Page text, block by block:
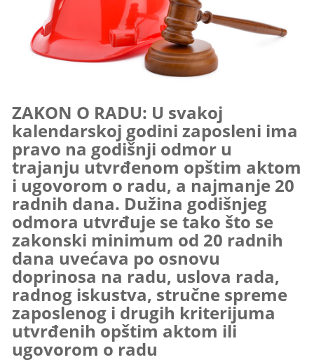
ZAKON O RADU: U svakoj
kalendarskoj godini zaposleni ima
pravo na godišnji odmor u
trajanju utvrđenom opštim aktom
i ugovorom o radu, a najmanje 20
radnih dana. Dužina godišnjeg
odmora utvrđuje se tako što se
zakonski minimum od 20 radnih
dana uvećava po osnovu
doprinosa na radu, uslova rada,
radnog iskustva, stručne spreme
zaposlenog i drugih kriterijuma
utvrđenih opštim aktom ili
ugovorom o radu